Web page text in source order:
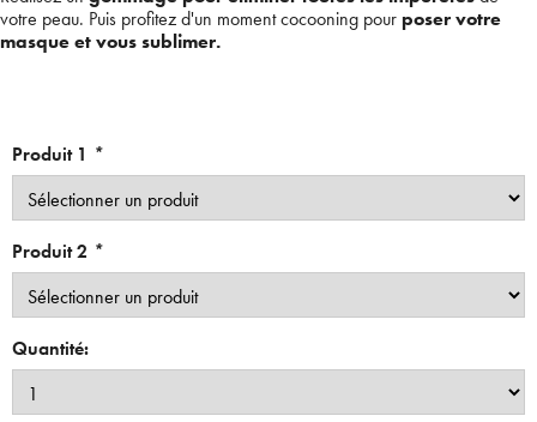
votre peau. Puis profitez d'un moment cocooning pourposer votre
masque et vous sublimer.
Produit 1 *
Produit 2 *
Quantité: